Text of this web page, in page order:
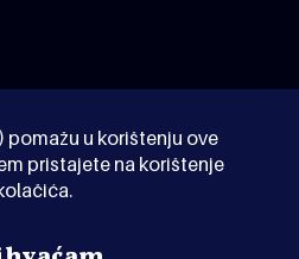
pomažu u korištenju ove
pristajete na korištenje
organizator programa.